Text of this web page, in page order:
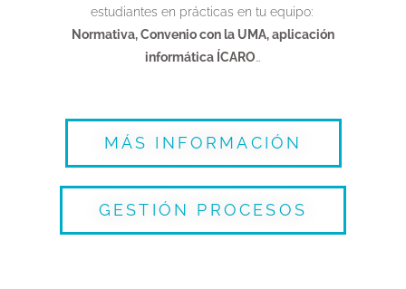
estudiantes en prácticas en tu equipo:
Normativa, Convenio con la UMA, aplicación
informática ÍCARO
MÁS INFORMACIÓN
GESTIÓN PROCESOS